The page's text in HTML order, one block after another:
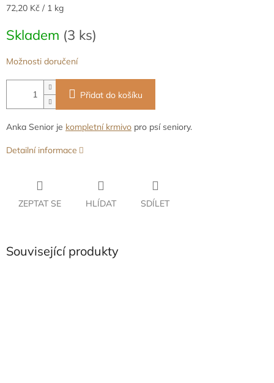
Měrná
72,20 Kč / 1 kg
Skladem (3 ks)
Možnosti doručení
Přidat do košíku
Anka Senior je kompletní krmivo pro psí seniory.
Detailní informace
ZEPTAT SE HLÍDAT SDÍLET
Související produkty